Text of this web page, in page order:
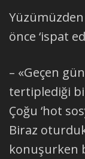
Yüzümüzden
önce ‘ispat
– «Geçen
tertiplediği
Çoğu ‘hot
Biraz
konuşurken